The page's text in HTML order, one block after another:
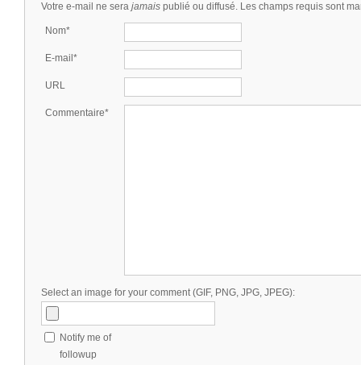
Votre e-mail ne sera jamais publié ou diffusé. Les champs requis sont
Nom*
E-mail*
URL
Commentaire*
Select an image for your comment (GIF, PNG, JPG, JPEG):
Notify me of
followup